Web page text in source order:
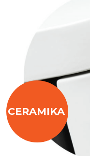
CERAMIKA